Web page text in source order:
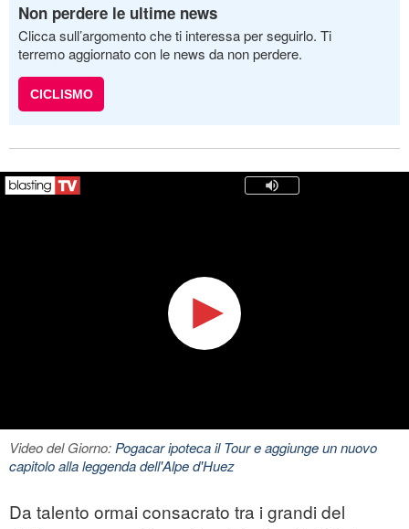
Non perdere le ultime news
Clicca sull’argomento che ti interessa per seguirlo. Ti
terremo aggiornato con le news da non perdere.
CICLISMO
Video del Giorno:Pogacar ipoteca il Tour e aggiunge un nuovo
capitolo alla leggenda dell'Alpe d'Huez
Da talento ormai consacrato tra i grandi del